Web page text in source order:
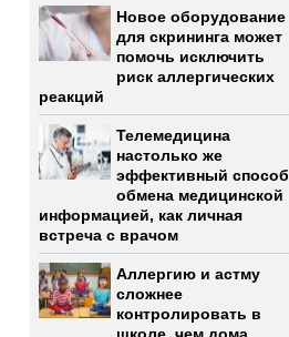
Новое оборудование
для скрининга может
помочь исключить
риск аллергических
реакций
Телемедицина
настолько же
эффективный способ
обмена медицинской
информацией, как личная
встреча с врачом
Аллергию и астму
сложнее
контролировать в